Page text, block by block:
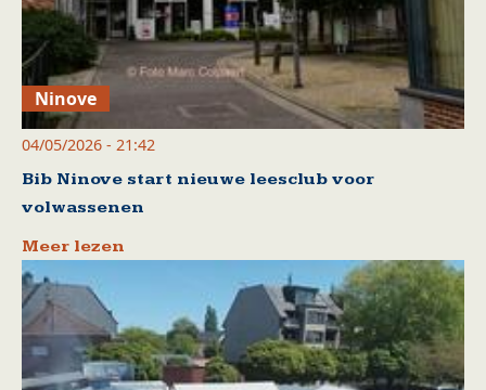
Ninove
04/05/2026 - 21:42
Bib Ninove start nieuwe leesclub voor
volwassenen
Meer lezen